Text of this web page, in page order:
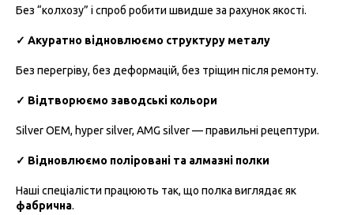
Без “колхозу” і спроб робити швидше за рахунок якості.
✓ Акуратно відновлюємо структуру металу
Без перегріву, без деформацій, без тріщин після ремонту.
✓ Відтворюємо заводські кольори
Silver OEM, hyper silver, AMG silver — правильні рецептури.
✓ Відновлюємо поліровані та алмазні полки
Наші спеціалісти працюють так, що полка виглядає як
фабрична.